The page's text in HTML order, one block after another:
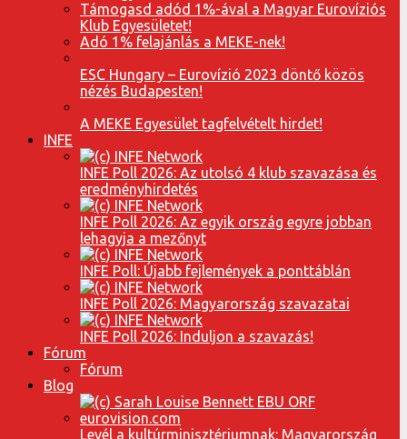
Támogasd adód 1%-ával a Magyar Eurovíziós
Klub Egyesületet!
Adó 1% felajánlás a MEKE-nek!
ESC Hungary – Eurovízió 2023 döntő közös
nézés Budapesten!
A MEKE Egyesület tagfelvételt hirdet!
INFE
INFE Poll 2026: Az utolsó 4 klub szavazása és
eredményhirdetés
INFE Poll 2026: Az egyik ország egyre jobban
lehagyja a mezőnyt
INFE Poll: Újabb fejlemények a ponttáblán
INFE Poll 2026: Magyarország szavazatai
INFE Poll 2026: Induljon a szavazás!
Fórum
Fórum
Blog
Levél a kultúrminisztériumnak: Magyarország